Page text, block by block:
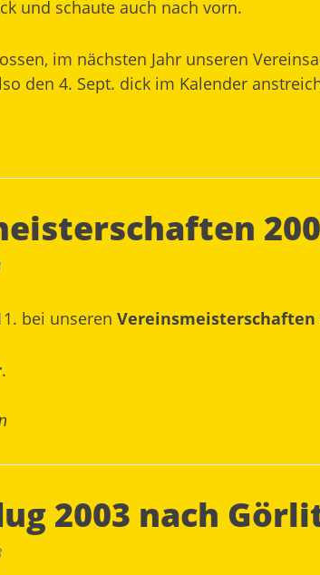
und schaute auch nach vorn.
im nächsten Jahr unseren
den 4. Sept. dick im Kalender
bei unseren Vereinsmeisterschaften
.
2003 nach